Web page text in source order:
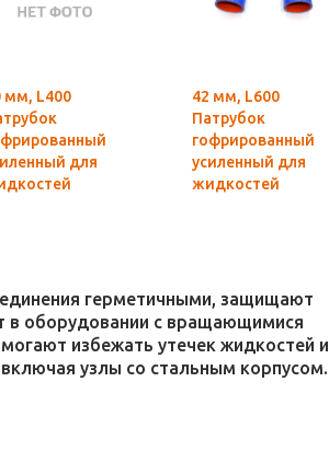
мм, L400
для
42 мм, L600
Патрубок
гофрированный
усиленный для
жидкостей
герметичными, защищают
в оборудовании с вращающимися
избежать утечек жидкостей и
узлы со стальным корпусом.